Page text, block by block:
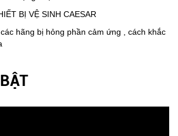
BỊ VỆ SINH CAESAR
hãng bị hỏng phần cảm ứng , cách khắc